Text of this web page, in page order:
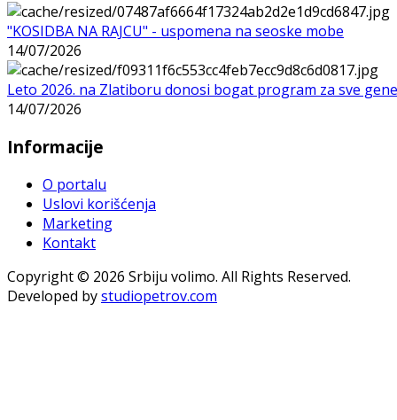
"KOSIDBA NA RAJCU" - uspomena na seoske mobe
14/07/2026
Leto 2026. na Zlatiboru donosi bogat program za sve
14/07/2026
Informacije
O portalu
Uslovi korišćenja
Marketing
Kontakt
Copyright © 2026 Srbiju volimo. All Rights Reserved.
Developed bystudiopetrov.com